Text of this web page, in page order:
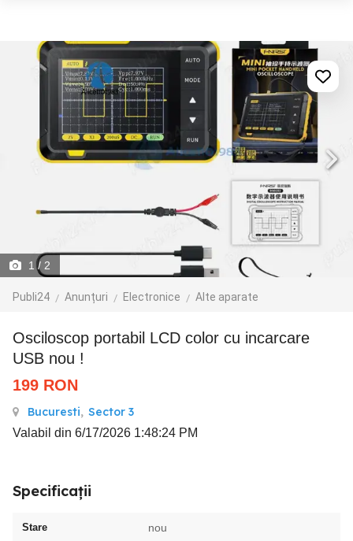
1 / 2
Publi24 Anunțuri Electronice Alte aparate
Osciloscop portabil LCD color cu incarcare
USB nou !
199 RON
Bucuresti, Sector 3
Valabil din 6/17/2026 1:48:24 PM
Specificații
Stare nou